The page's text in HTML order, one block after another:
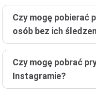
Czy mogę pobierać
osób bez ich
Czy mogę pobrać
Instagramie?